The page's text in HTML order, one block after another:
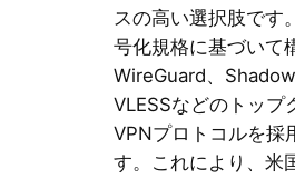
スの高い選択肢です
号化規格に基づいて
WireGuard、
VLESSなどのトップ
VPNプロトコルを採
す。これにより、米